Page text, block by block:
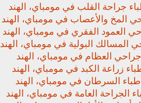
جراحة القلب في مومباي، الهند
المخ والأعصاب في مومباي، الهند
العمود الفقري في مومباي، الهند
المسالك البولية في مومباي، الهند
العظام في مومباي، الهند
زراعة الكبد في مومباي، الهند
السرطان في مومباي، الهند
الجراحة العامة في مومباي، الهند